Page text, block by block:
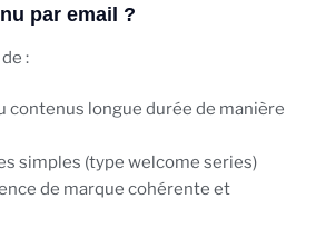
par email ?
:
contenus longue durée de manière
simples (type welcome series)
de marque cohérente et